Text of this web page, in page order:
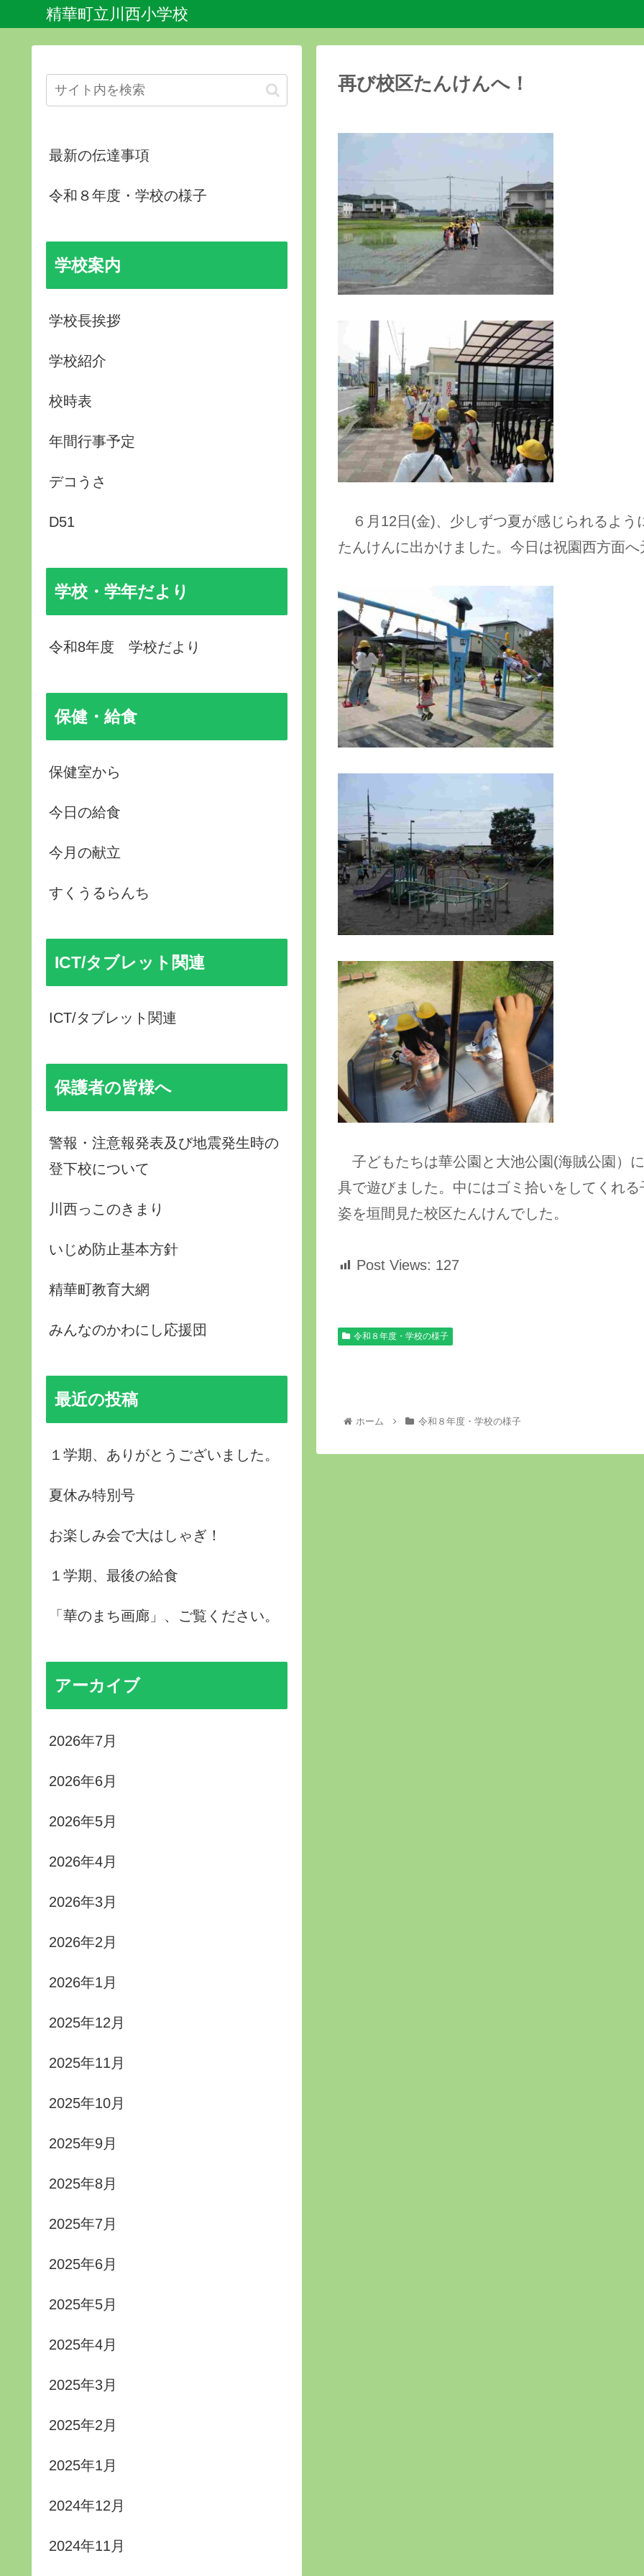
精華町立川西小学校
再び校区たんけんへ！
６月12日(金)、少しずつ夏が感じられるよう
たんけんに出かけました。今日は祝園西方面へ
子どもたちは華公園と大池公園(海賊公園）
具で遊びました。中にはゴミ拾いをしてくれ
姿を垣間見た校区たんけんでした。
Post Views: 127
令和８年度・学校の様子
ホーム 令和８年度・学校の様子
最新の伝達事項
令和８年度・学校の様子
学校案内
学校長挨拶
学校紹介
校時表
年間行事予定
デコうさ
D51
学校・学年だより
令和8年度 学校だより
保健・給食
保健室から
今日の給食
今月の献立
すくうるらんち
ICT/タブレット関連
ICT/タブレット関連
保護者の皆様へ
警報・注意報発表及び地震発生時の
登下校について
川西っこのきまり
いじめ防止基本方針
精華町教育大網
みんなのかわにし応援団
最近の投稿
１学期、ありがとうございました。
夏休み特別号
お楽しみ会で大はしゃぎ！
１学期、最後の給食
「華のまち画廊」、ご覧ください。
アーカイブ
2026年7月
2026年6月
2026年5月
2026年4月
2026年3月
2026年2月
2026年1月
2025年12月
2025年11月
2025年10月
2025年9月
2025年8月
2025年7月
2025年6月
2025年5月
2025年4月
2025年3月
2025年2月
2025年1月
2024年12月
2024年11月